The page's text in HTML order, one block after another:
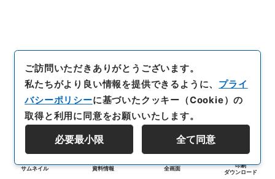
サムネイル 資料情報 全画面
印刷
ダウンロード
ご訪問いただきありがとうございます。
私たちがより良い情報を提供できるように、 プライ
バシーポリシーに基づいたクッキー（Cookie）の
取得と利用に同意をお願いいたします。
必要最小限 全て同意